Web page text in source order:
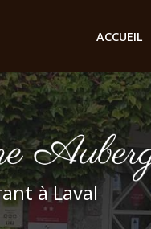
ACCUEIL
à Laval